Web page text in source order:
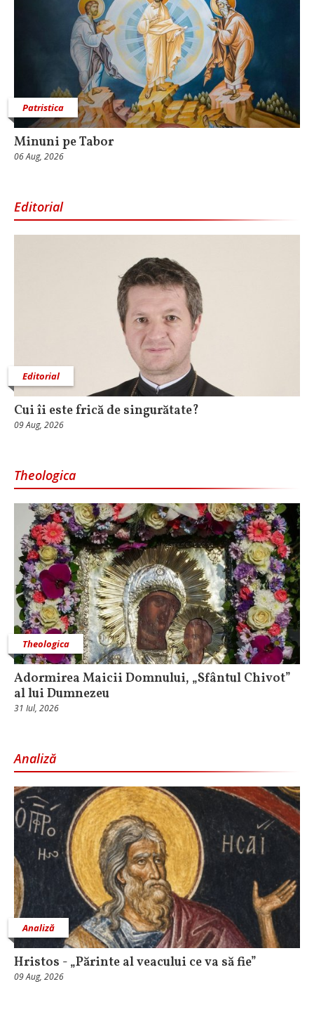
Patristica
Minuni pe Tabor
06 Aug, 2026
Editorial
Editorial
Cui îi este frică de singurătate?
09 Aug, 2026
Theologica
Theologica
Adormirea Maicii Domnului, „Sfântul Chivot”
al lui Dumnezeu
31 Iul, 2026
Analiză
Analiză
Hristos - „Părinte al veacului ce va să fie”
09 Aug, 2026